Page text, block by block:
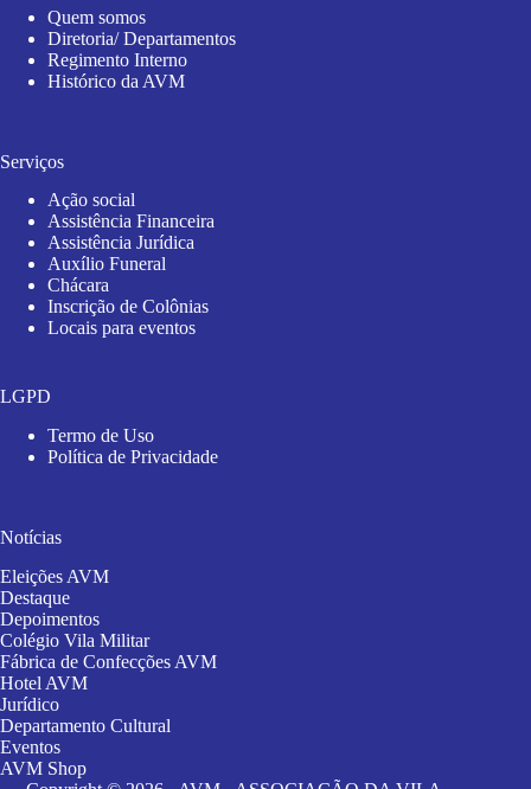
Quem somos
Diretoria/ Departamentos
Regimento Interno
Histórico da AVM
Serviços
Ação social
Assistência Financeira
Assistência Jurídica
Auxílio Funeral
Chácara
Inscrição de Colônias
Locais para eventos
LGPD
Termo de Uso
Política de Privacidade
Notícias
Eleições AVM
Destaque
Depoimentos
Colégio Vila Militar
Fábrica de Confecções AVM
Hotel AVM
Jurídico
Departamento Cultural
Eventos
AVM Shop